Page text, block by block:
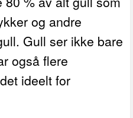
og andre
Gull ser ikke bare
også flere
ideelt for